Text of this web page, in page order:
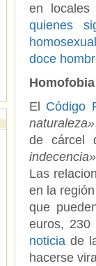
en
quienes
doce
El Código
naturaleza»
de cárcel
Las
en la
que
euros,
noticia de
hacerse